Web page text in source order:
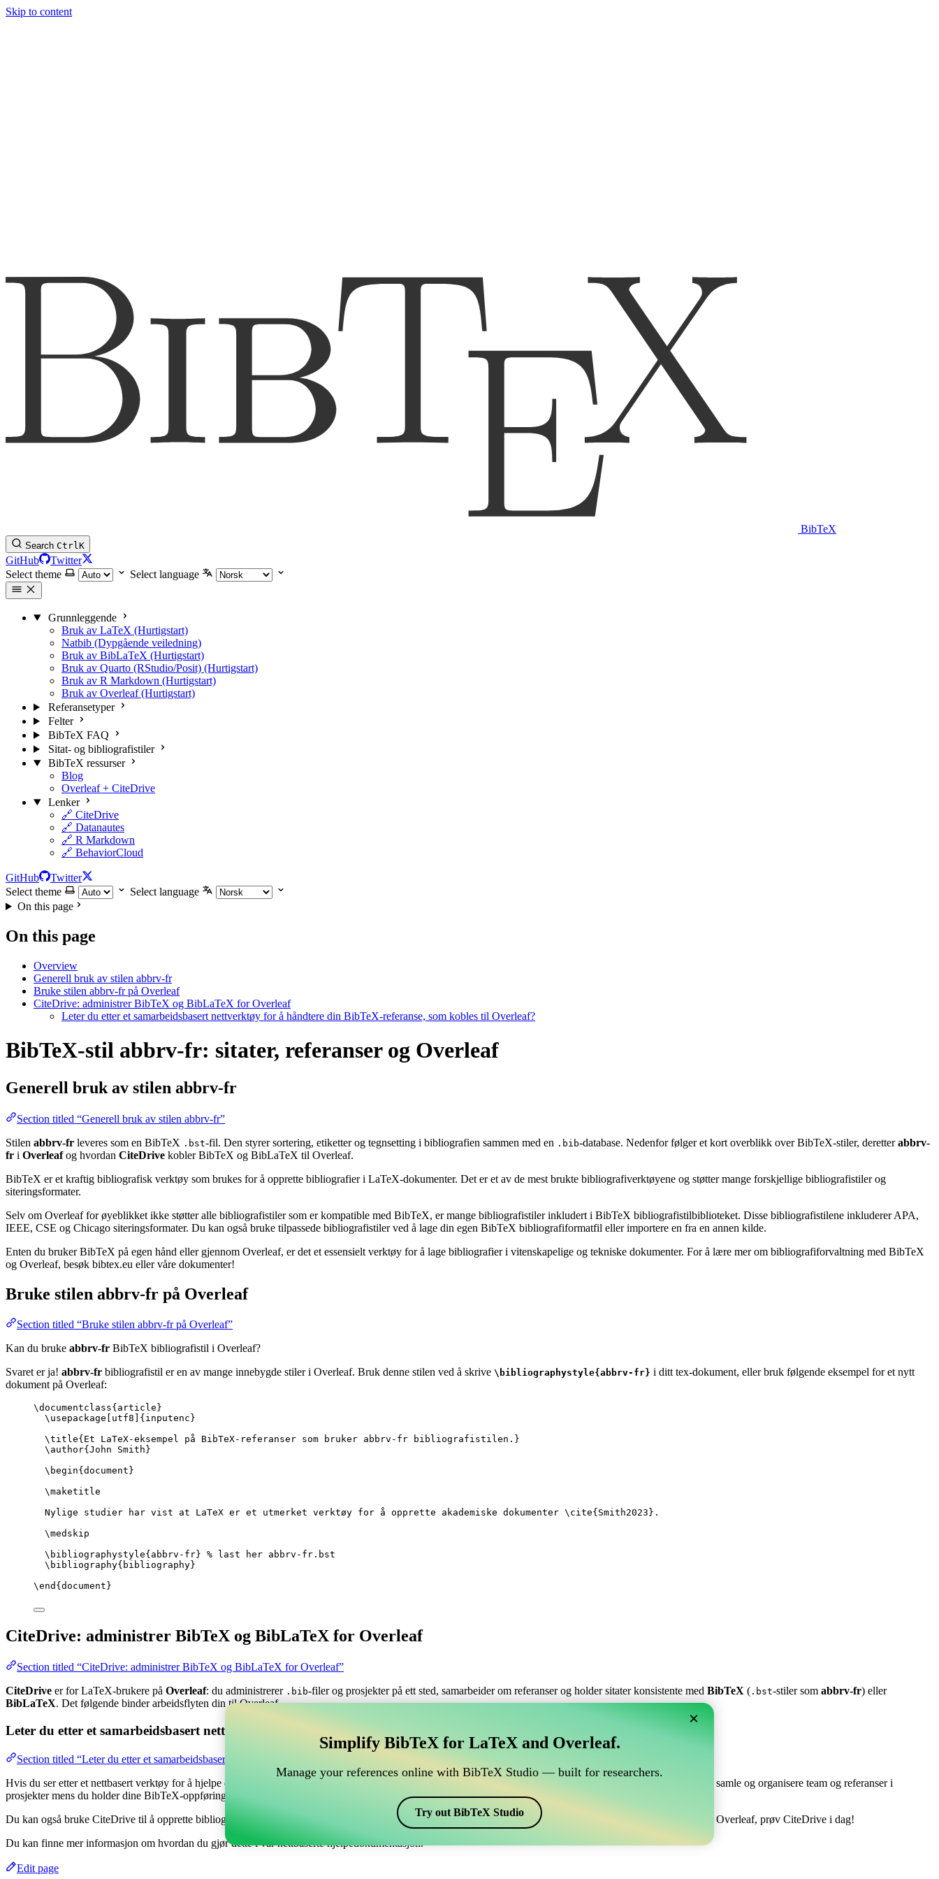
Skip to content
BibTeX
Search CtrlK
GitHub
Twitter
Select theme
Select language
Grunnleggende
Bruk av LaTeX (Hurtigstart)
Natbib (Dypgående veiledning)
Bruk av BibLaTeX (Hurtigstart)
Bruk av Quarto (RStudio/Posit) (Hurtigstart)
Bruk av R Markdown (Hurtigstart)
Bruk av Overleaf (Hurtigstart)
Referansetyper
Felter
BibTeX FAQ
Sitat- og bibliografistiler
BibTeX ressurser
Blog
Overleaf + CiteDrive
Lenker
🔗 CiteDrive
🔗 Datanautes
🔗 R Markdown
🔗 BehaviorCloud
GitHub
Twitter
Select theme
Select language
On this page
On this page
Overview
Generell bruk av stilen abbrv-fr
Bruke stilen abbrv-fr på Overleaf
CiteDrive: administrer BibTeX og BibLaTeX for Overleaf
Leter du etter et samarbeidsbasert nettverktøy for å håndtere din BibTeX-referanse, som kobles til Overleaf?
BibTeX-stil abbrv-fr: sitater, referanser og Overleaf
Generell bruk av stilen abbrv-fr
Section titled “Generell bruk av stilen abbrv-fr”
Stilen abbrv-fr leveres som en BibTeX .bst-fil. Den styrer sortering, etiketter og tegnsetting i bibliografien sammen med en .bib-database. Nedenfor følger et kort overblikk over BibTeX-stiler, deretterabbrv-
fr i Overleafog hvordan CiteDrive kobler BibTeX og BibLaTeX til Overleaf.
BibTeX er et kraftig bibliografisk verktøy som brukes for å opprette bibliografier i LaTeX-dokumenter. Det er et av de mest brukte bibliografiverktøyene og støtter mange forskjellige bibliografistiler og
siteringsformater.
Selv om Overleaf for øyeblikket ikke støtter alle bibliografistiler som er kompatible med BibTeX, er mange bibliografistiler inkludert i BibTeX bibliografistilbiblioteket. Disse bibliografistilene inkluderer APA,
IEEE, CSE og Chicago siteringsformater. Du kan også bruke tilpassede bibliografistiler ved å lage din egen BibTeX bibliografiformatfil eller importere en fra en annen kilde.
Enten du bruker BibTeX på egen hånd eller gjennom Overleaf, er det et essensielt verktøy for å lage bibliografier i vitenskapelige og tekniske dokumenter. For å lære mer om bibliografiforvaltning med BibTeX
og Overleaf, besøk bibtex.eu eller våre dokumenter!
Bruke stilen abbrv-fr på Overleaf
Section titled “Bruke stilen abbrv-fr på Overleaf”
Kan du bruke abbrv-fr BibTeX bibliografistil i Overleaf?
Svaret er ja! abbrv-fr bibliografistil er en av mange innebygde stiler i Overleaf. Bruk denne stilen ved å skrive \bibliographystyle{abbrv-fr} i ditt tex-dokument, eller bruk følgende eksempel for et nytt
dokument på Overleaf:
\documentclass{ article }
\usepackage
utf8 ]{ inputenc }
\title{Et LaTeX-eksempel på BibTeX-referanser som bruker abbrv-fr bibliografistilen.}
\author{John Smith}
\begin{ document }
\maketitle
Nylige studier har vist at LaTeX er et utmerket verktøy for å opprette akademiske dokumenter \cite{ Smith2023 }.
\medskip
\bibliographystyle{abbrv-fr} % last her abbrv-fr.bst
\bibliography{bibliography}
\end { document }
CiteDrive: administrer BibTeX og BibLaTeX for Overleaf
Section titled “CiteDrive: administrer BibTeX og BibLaTeX for Overleaf”
CiteDrive er for LaTeX-brukere på Overleaf: du administrerer .bib-filer og prosjekter på ett sted, samarbeider om referanser og holder sitater konsistente med BibTeX ( .bst-stiler som abbrv-fr) eller
BibLaTeX. Det følgende binder arbeidsflyten din til Overleaf.
Leter du etter et samarbeidsbasert nettverktøy for å håndtere din BibTeX-referanse, som kobles til Overleaf?
Section titled “Leter du etter et samarbeidsbasert nettverktøy for å håndtere din BibTeX-referanse, som kobles til Overleaf?”
Hvis du ser etter et nettbasert verktøy for å hjelpe deg med å håndtere dine referanser, siteringer og bibliografi i Overleaf, kan CiteDrive være perfekt! Det lar deg samle og organisere team og referanser i
prosjekter mens du holder dine BibTeX-oppføringer oppdatert i ditt Overleaf-prosjekt.
Du kan også bruke CiteDrive til å opprette bibliografier og siteringer i ulike stiler, inkludert abbrv-fr. Så hvis du ser etter en enkel måte å håndtere din bibliografi i Overleaf, prøv CiteDrive i dag!
Du kan finne mer informasjon om hvordan du gjør dette i vår nettbaserte hjelpedokumentasjon.
Edit page
×
Simplify BibTeX for LaTeX and Overleaf.
Manage your references online with BibTeX Studio — built for researchers.
Try out BibTeX Studio